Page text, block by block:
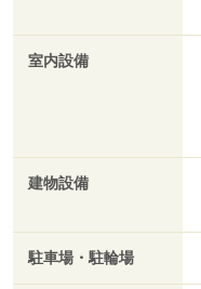
室内設備
建物設備
駐車場・駐輪場